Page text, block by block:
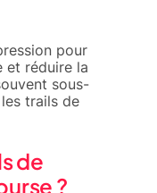
pour
et réduire la
sous-
trails de
de
?